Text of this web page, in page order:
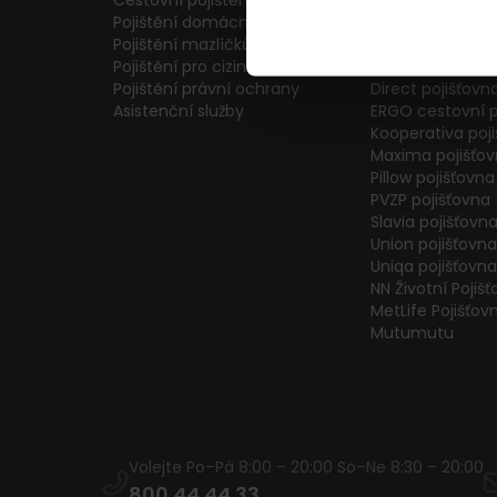
Pojištění domácnosti
Pojištění mazlíčků
Pojištění pro cizince
Pojištění právní ochrany
Asistenční služby
Direct
ERGO cestovní
Kooperativa
Maxima
Pillow pojišťovna
PVZP pojišťovna
Slavia pojišťovna
Union pojišťovna
Uniqa pojišťovna
NN Životní
MetLife
Mutumutu
Volejte Po–Pá 8:00 – 20:00 So–Ne 8:30 – 20:00